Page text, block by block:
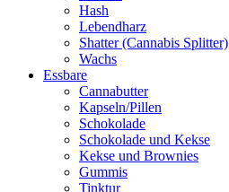
Hash
Lebendharz
Shatter (Cannabis Splitter)
Wachs
Essbare
Cannabutter
Kapseln/Pillen
Schokolade
Schokolade und Kekse
Kekse und Brownies
Gummis
Tinktur